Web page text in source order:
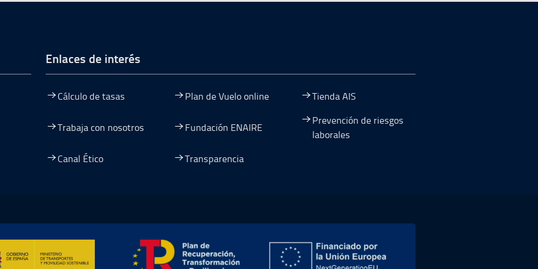
página
ventanaventana
una nueva ventana
Enlaces de interés
Cálculo de tasas Plan de Vuelo online Tienda AIS
Trabaja con nosotros Fundación ENAIRE
Prevención de riesgos
laborales
Canal Ético
Transparencia
y Resiliencia, abre en ventana nueva